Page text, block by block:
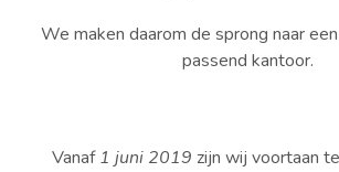
We maken daarom de sprong naar
passend kantoor.
Vanaf1 juni 2019 zijn wij voortaan